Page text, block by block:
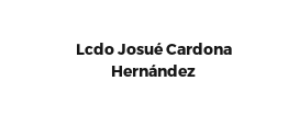
Lcdo Josué Cardona
Hernández